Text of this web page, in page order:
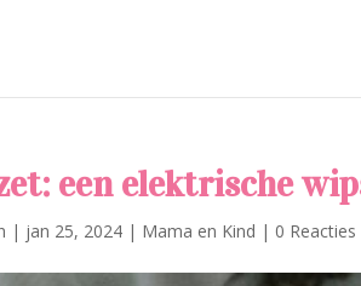
een elektrische
| jan 25, 2024 | Mama en Kind | 0 Reacties